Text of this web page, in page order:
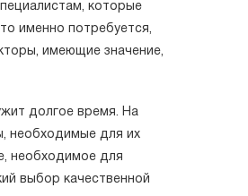
которые
именно потребуется,
имеющие значение,
долгое время. На
необходимые для их
необходимое для
выбор качественной